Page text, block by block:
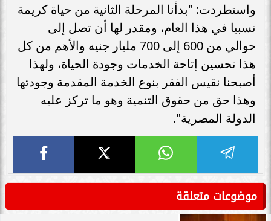
واستطردت: "بدأنا المرحلة الثانية من حياة كريمة
نسبيا في هذا العام، ومقدر لها أن تصل إلى
حوالي من 600 إلى 700 مليار جنيه والأهم من كل
هذا تحسين إتاحة الخدمات وجودة الحياة، ولهذا
أصبحنا نقيس الفقر بنوع الخدمة المقدمة وجودتها
وهذا حق من حقوق التنمية وهو ما تركز عليه
الدولة المصرية".
موضوعات متعلقة